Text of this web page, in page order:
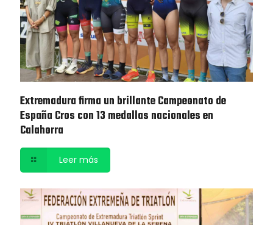
Extremadura firma un brillante Campeonato de
España Cros con 13 medallas nacionales en
Calahorra
Leer más